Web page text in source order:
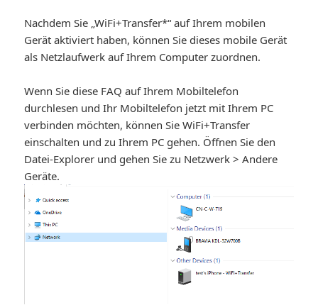
Nachdem Sie „WiFi+Transfer*“ auf Ihrem mobilen
Gerät aktiviert haben, können Sie dieses mobile Gerät
als Netzlaufwerk auf Ihrem Computer zuordnen.
Wenn Sie diese FAQ auf Ihrem Mobiltelefon
durchlesen und Ihr Mobiltelefon jetzt mit Ihrem PC
verbinden möchten, können Sie WiFi+Transfer
einschalten und zu Ihrem PC gehen. Öffnen Sie den
Datei-Explorer und gehen Sie zu Netzwerk > Andere
Geräte.